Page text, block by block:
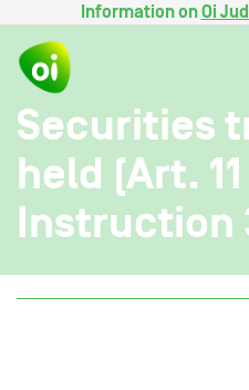
Information onOi
Securities
held (Art. 11
Instruction